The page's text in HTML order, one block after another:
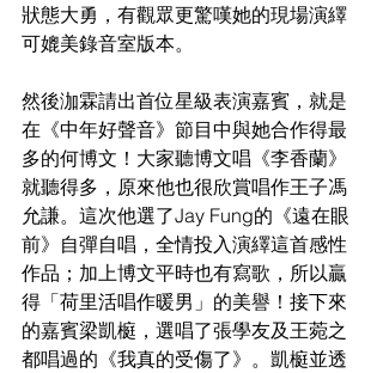
狀態大勇，有觀眾更驚嘆她的現場演繹
可媲美錄音室版本。
然後泇霖請出首位星級表演嘉賓，就是
在《中年好聲音》節目中與她合作得最
多的何博文！大家聽博文唱《李香蘭》
就聽得多，原來他也很欣賞唱作王子馮
允謙。這次他選了Jay Fung的《遠在眼
前》自彈自唱，全情投入演繹這首感性
作品；加上博文平時也有寫歌，所以贏
得「荷里活唱作暖男」的美譽！接下來
的嘉賓梁凱榳，選唱了張學友及王菀之
都唱過的《我真的受傷了》。凱榳並透